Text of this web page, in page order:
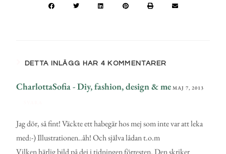
DETTA INLÄGG HAR 4 KOMMENTARER
CharlottaSofia - Diy, fashion, design & me MAJ 7, 2013
Jag dör, så fint! Väckte ett habegär hos mej som inte var att leka
med:-) Illustrationen..åh! Och själva lådan t.o.m
Vilken härlig bild på dej i tidningen förresten. Den skriker